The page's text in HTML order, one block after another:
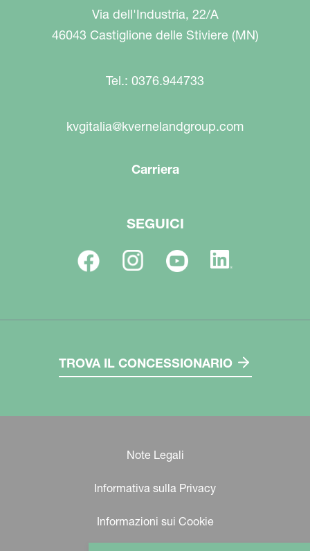
Via dell'Industria, 22/A
46043 Castiglione delle Stiviere (MN)
Tel.: 0376.944733
kvgitalia@kvernelandgroup.com
Carriera
SEGUICI
TROVA IL CONCESSIONARIO
Note Legali
Informativa sulla Privacy
Informazioni sui Cookie